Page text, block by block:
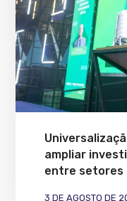
ampliar
entre setores
3 DE AGOSTO DE